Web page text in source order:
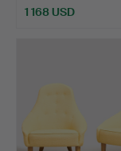
1 168 USD